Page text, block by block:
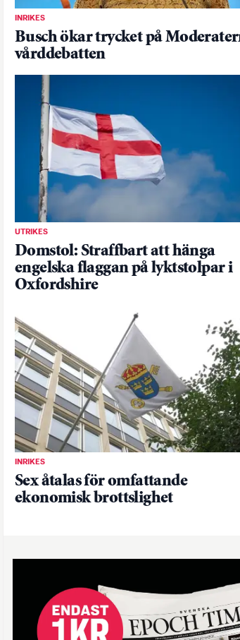
INRIKES
Busch ökar trycket på
vårddebatten
UTRIKES
Domstol: Straffbart att hänga
engelska flaggan på lyktstolpar i
Oxfordshire
INRIKES
Sex åtalas för omfattande
ekonomisk brottslighet